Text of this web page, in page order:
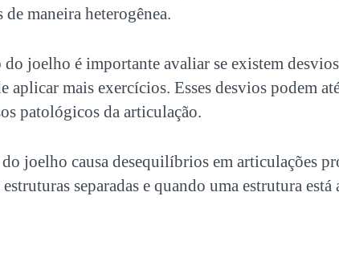
maneira heterogênea.
joelho é importante avaliar se existem desvios
aplicar mais exercícios. Esses desvios podem
patológicos da articulação.
joelho causa desequilíbrios em articulações
separadas e quando uma estrutura está